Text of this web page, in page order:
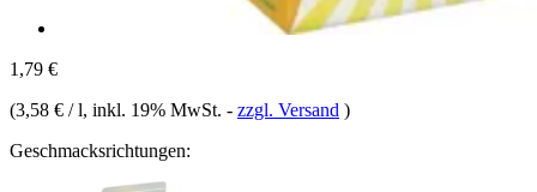
1,79 €
(3,58 € / l, inkl. 19% MwSt. - zzgl. Versand )
Geschmacksrichtungen: